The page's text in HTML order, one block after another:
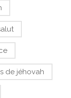
de jéhovah